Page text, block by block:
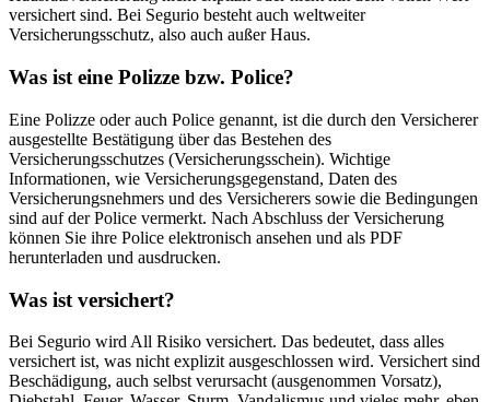
versichert sind. Bei Segurio besteht auch weltweiter
Versicherungsschutz, also auch außer Haus.
Was ist eine Polizze bzw. Police?
Eine Polizze oder auch Police genannt, ist die durch den Versicherer
ausgestellte Bestätigung über das Bestehen des
Versicherungsschutzes (Versicherungsschein). Wichtige
Informationen, wie Versicherungsgegenstand, Daten des
Versicherungsnehmers und des Versicherers sowie die Bedingungen
sind auf der Police vermerkt. Nach Abschluss der Versicherung
können Sie ihre Police elektronisch ansehen und als PDF
herunterladen und ausdrucken.
Was ist versichert?
Bei Segurio wird All Risiko versichert. Das bedeutet, dass alles
versichert ist, was nicht explizit ausgeschlossen wird. Versichert sind
Beschädigung, auch selbst verursacht (ausgenommen Vorsatz),